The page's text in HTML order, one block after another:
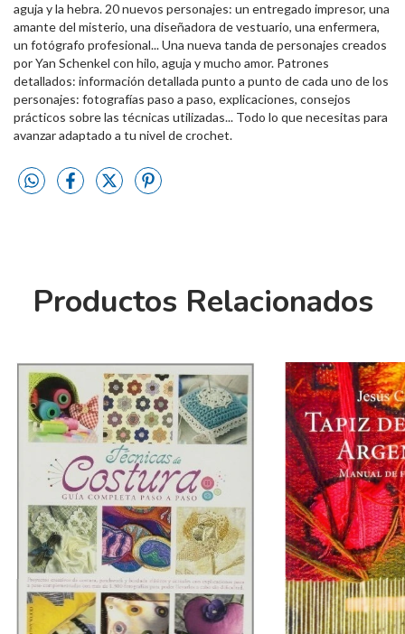
aguja y la hebra. 20 nuevos personajes: un entregado impresor, una
amante del misterio, una diseñadora de vestuario, una enfermera,
un fotógrafo profesional... Una nueva tanda de personajes creados
por Yan Schenkel con hilo, aguja y mucho amor. Patrones
detallados: información detallada punto a punto de cada uno de los
personajes: fotografías paso a paso, explicaciones, consejos
prácticos sobre las técnicas utilizadas... Todo lo que necesitas para
avanzar adaptado a tu nivel de crochet.
Productos Relacionados